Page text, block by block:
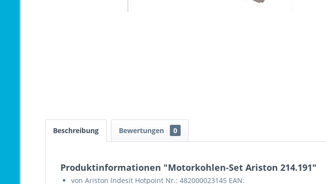
Beschreibung Bewertungen 0
Produktinformationen "Motorkohlen-Set Ariston 214.191"
von Ariston Indesit Hotpoint Nr.: 482000023145 EAN: